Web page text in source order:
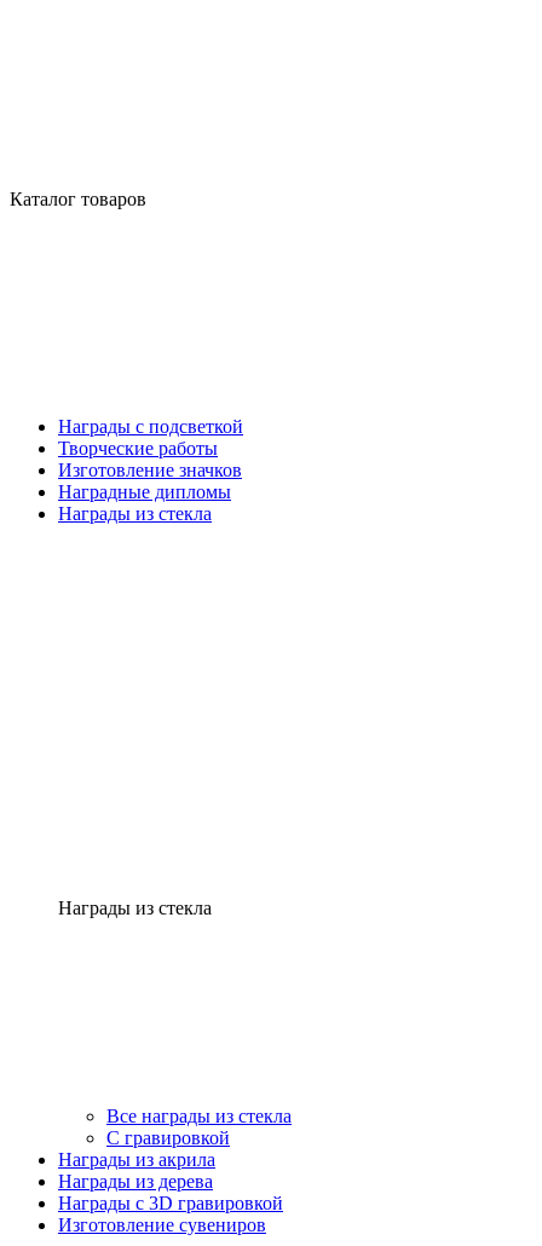
Каталог товаров
Награды с подсветкой
Творческие работы
Изготовление значков
Наградные дипломы
Награды из стекла
Награды из стекла
Все награды из стекла
С гравировкой
Награды из акрила
Награды из дерева
Награды с 3D гравировкой
Изготовление сувениров